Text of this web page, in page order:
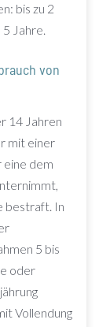
bis zu 2
Jahre.
von
14 Jahren
mit einer
eine dem
bestraft. In
5 bis
oder
Vollendung